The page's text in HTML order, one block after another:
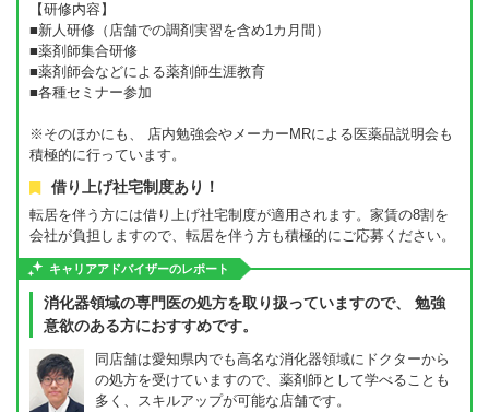
【研修内容】
■新人研修（店舗での調剤実習を含め1カ月間）
■薬剤師集合研修
■薬剤師会などによる薬剤師生涯教育
■各種セミナー参加
※そのほかにも、 店内勉強会やメーカーMRによる医薬品説明会も
積極的に行っています。
借り上げ社宅制度あり！
転居を伴う方には借り上げ社宅制度が適用されます。家賃の8割を
会社が負担しますので、転居を伴う方も積極的にご応募ください。
キャリアアドバイザーのレポート
消化器領域の専門医の処方を取り扱っていますので、 勉強
意欲のある方におすすめです。
同店舗は愛知県内でも高名な消化器領域にドクターから
の処方を受けていますので、薬剤師として学べることも
多く、スキルアップが可能な店舗です。